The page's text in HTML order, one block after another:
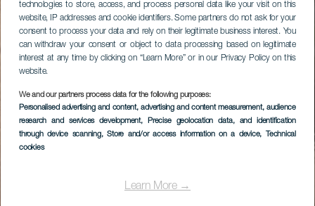
technologies to store, access, and process personal data like your visit on this
website, IP addresses and cookie identifiers. Some partners do not ask for your
consent to process your data and rely on their legitimate business interest. You
can withdraw your consent or object to data processing based on legitimate
interest at any time by clicking on “Learn More” or in our Privacy Policy on this
website.
We and our partners process data for the following purposes:
Personalised advertising and content, advertising and content measurement, audience
research and services development, Precise geolocation data, and identification
through device scanning, Store and/or access information on a device, Technical
cookies
Learn More →